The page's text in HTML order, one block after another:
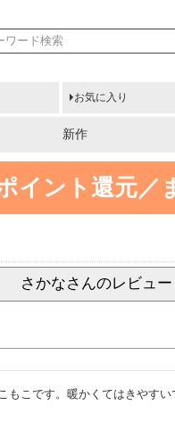
お気に入り
新作
イント還元／
さかなさんのレビュー
もこです。暖かくてはきやすい